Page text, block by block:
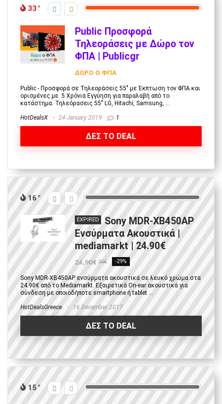
33
Public Προσφορά
Τηλεοράσεις με Δώρο τον
ΦΠΑ | Publicgr
ΔΩΡΟ Ο ΦΠΑ
Public - Προσφορά σε Τηλεοράσεις 55" με Έκπτωση τον ΦΠΑ και
ορισμένες με 5 Χρόνια Εγγύηση για παραλαβή από το
κατάστημα. Τηλεόρασεις 55" LG, Hitachi, Samsung, ...
HotDealsX 24 January 2019 1
ΔΕΣ ΤΟ DEAL
16
EXPIRED
Sony MDR-XB450AP
Ενσύρματα Ακουστικά |
mediamarkt | 24.90€
24,90€ 35€ -29%
Sony MDR-XB450AP ενσύρματα ακουστικά σε λευκό χρώμα στα
24.90€ από το Mediamarkt. Εξαιρετικά On-ear ακουστικά για
σύνδεση με οποιοδήποτε smartphone ή tablet ...
HotDealsGreece 16 December 2017
ΔΕΣ ΤΟ DEAL
15